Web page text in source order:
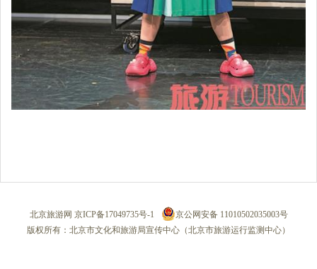
北京旅游网 京ICP备17049735号-1
京公网安备 11010502035003号
版权所有：北京市文化和旅游局宣传中心（北京市旅游运行监测中心）